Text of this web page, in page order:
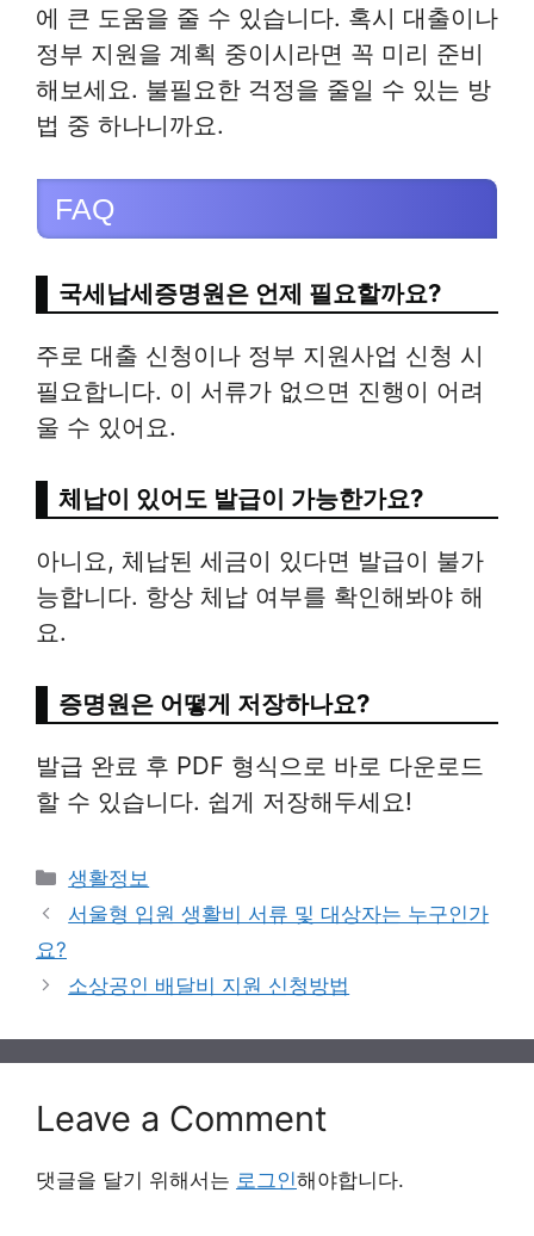
에 큰 도움을 줄 수 있습니다. 혹시 대출이나
정부 지원을 계획 중이시라면 꼭 미리 준비
해보세요. 불필요한 걱정을 줄일 수 있는 방
법 중 하나니까요.
FAQ
국세납세증명원은 언제 필요할까요?
주로 대출 신청이나 정부 지원사업 신청 시
필요합니다. 이 서류가 없으면 진행이 어려
울 수 있어요.
체납이 있어도 발급이 가능한가요?
아니요, 체납된 세금이 있다면 발급이 불가
능합니다. 항상 체납 여부를 확인해봐야 해
요.
증명원은 어떻게 저장하나요?
발급 완료 후 PDF 형식으로 바로 다운로드
할 수 있습니다. 쉽게 저장해두세요!
Categories
생활정보
서울형 입원 생활비 서류 및 대상자는 누구인가
요?
소상공인 배달비 지원 신청방법
Leave a Comment
댓글을 달기 위해서는 로그인해야합니다.